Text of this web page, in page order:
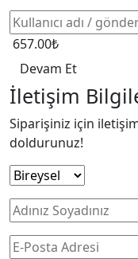
657.00₺
Devam Et
İletişim
Siparişiniz için
doldurunuz!